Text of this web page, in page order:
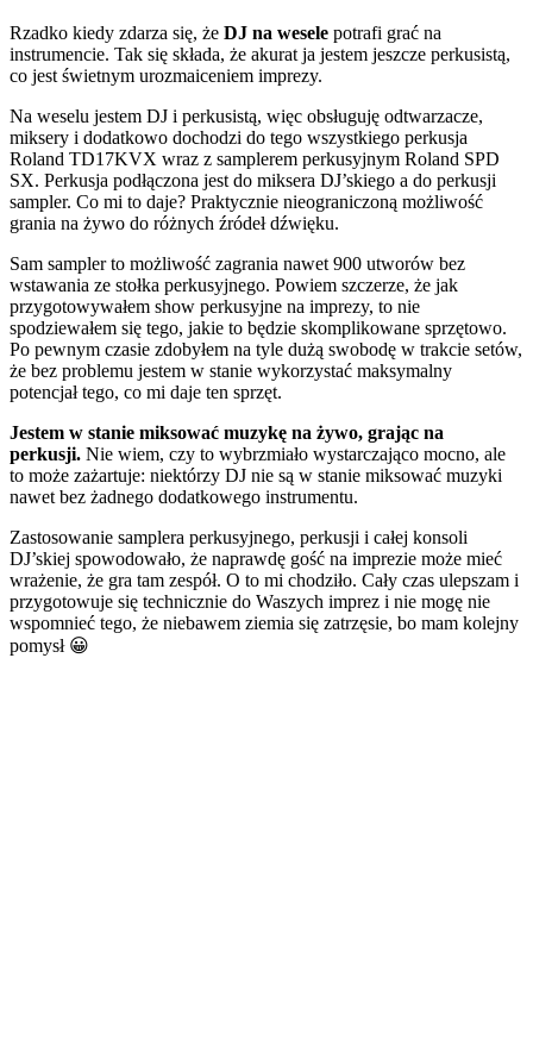
Rzadko kiedy zdarza się, że DJ na wesele potrafi grać na
instrumencie. Tak się składa, że akurat ja jestem jeszcze perkusistą,
co jest świetnym urozmaiceniem imprezy.
Na weselu jestem DJ i perkusistą, więc obsługuję odtwarzacze,
miksery i dodatkowo dochodzi do tego wszystkiego perkusja
Roland TD17KVX wraz z samplerem perkusyjnym Roland SPD
SX. Perkusja podłączona jest do miksera DJ’skiego a do perkusji
sampler. Co mi to daje? Praktycznie nieograniczoną możliwość
grania na żywo do różnych źródeł dźwięku.
Sam sampler to możliwość zagrania nawet 900 utworów bez
wstawania ze stołka perkusyjnego. Powiem szczerze, że jak
przygotowywałem show perkusyjne na imprezy, to nie
spodziewałem się tego, jakie to będzie skomplikowane sprzętowo.
Po pewnym czasie zdobyłem na tyle dużą swobodę w trakcie setów,
że bez problemu jestem w stanie wykorzystać maksymalny
potencjał tego, co mi daje ten sprzęt.
Jestem w stanie miksować muzykę na żywo, grając na
perkusji. Nie wiem, czy to wybrzmiało wystarczająco mocno, ale
to może zażartuje: niektórzy DJ nie są w stanie miksować muzyki
nawet bez żadnego dodatkowego instrumentu.
Zastosowanie samplera perkusyjnego, perkusji i całej konsoli
DJ’skiej spowodowało, że naprawdę gość na imprezie może mieć
wrażenie, że gra tam zespół. O to mi chodziło. Cały czas ulepszam i
przygotowuje się technicznie do Waszych imprez i nie mogę nie
wspomnieć tego, że niebawem ziemia się zatrzęsie, bo mam kolejny
pomysł 😀